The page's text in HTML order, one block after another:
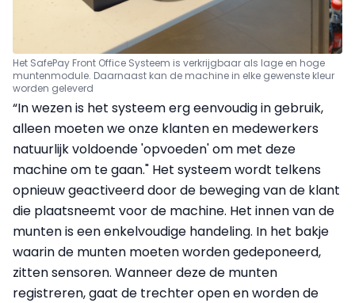
Het SafePay Front Office Systeem is verkrijgbaar als lage en hoge
muntenmodule. Daarnaast kan de machine in elke gewenste kleur
worden geleverd
“In wezen is het systeem erg eenvoudig in gebruik,
alleen moeten we onze klanten en medewerkers
natuurlijk voldoende 'opvoeden' om met deze
machine om te gaan." Het systeem wordt telkens
opnieuw geactiveerd door de beweging van de klant
die plaatsneemt voor de machine. Het innen van de
munten is een enkelvoudige handeling. In het bakje
waarin de munten moeten worden gedeponeerd,
zitten sensoren. Wanneer deze de munten
registreren, gaat de trechter open en worden de